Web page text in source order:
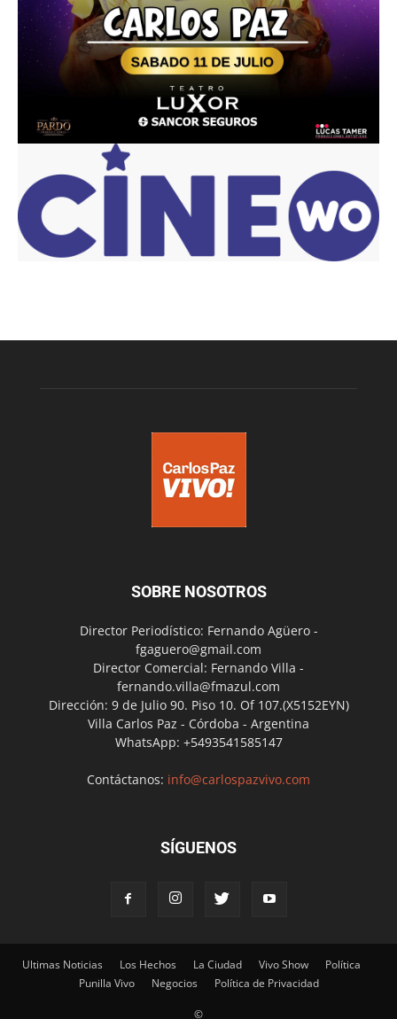
SOBRE NOSOTROS
Director Periodístico: Fernando Agüero -
fgaguero@gmail.com
Director Comercial: Fernando Villa -
fernando.villa@fmazul.com
Dirección: 9 de Julio 90. Piso 10. Of 107.(X5152EYN)
Villa Carlos Paz - Córdoba - Argentina
WhatsApp: +5493541585147
Contáctanos: info@carlospazvivo.com
SÍGUENOS
Ultimas Noticias Los Hechos La Ciudad Vivo Show
Política
Punilla Vivo
Negocios Política de Privacidad
©